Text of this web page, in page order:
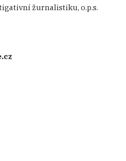
žurnalistiku, o.p.s.